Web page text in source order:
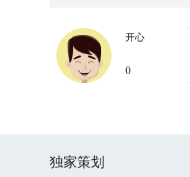
开心
0
独家策划